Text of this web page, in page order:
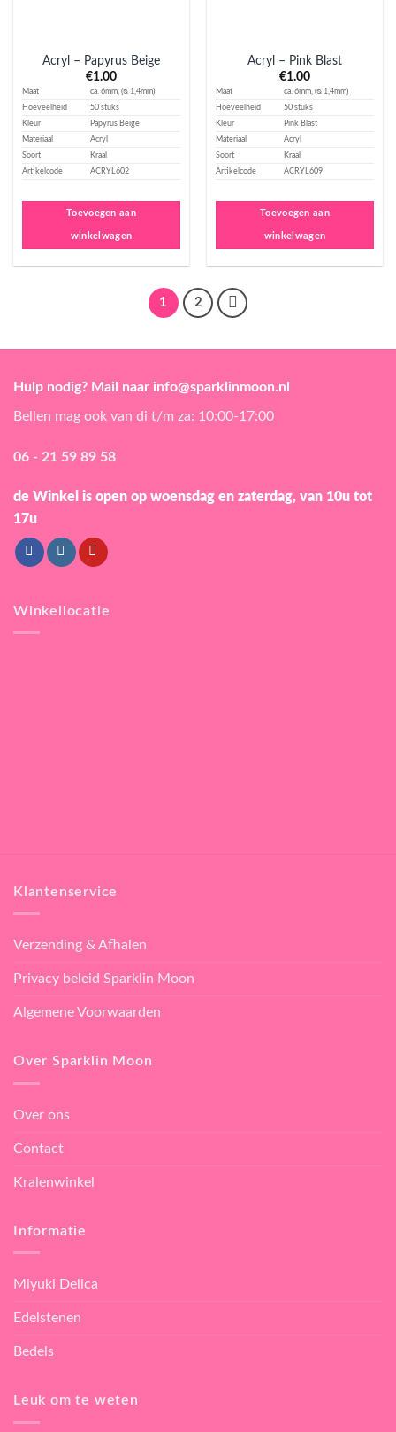
Acryl – Papyrus Beige
€1.00
Maat
ca. 6mm, (ᴓ 1,4mm)
Hoeveelheid
50 stuks
Kleur
Papyrus Beige
Materiaal
Acryl
Soort
Kraal
Artikelcode
ACRYL602
Toevoegen aan
winkelwagen
Acryl – Pink Blast
€1.00
Maat
ca. 6mm, (ᴓ 1,4mm)
Hoeveelheid
50 stuks
Kleur
Pink Blast
Materiaal
Acryl
Soort
Kraal
Artikelcode
ACRYL609
Toevoegen aan
winkelwagen
1 2
Hulp nodig? Mail naar info@sparklinmoon.nl
Bellen mag ook van di t/m za: 10:00-17:00
06 - 21 59 89 58
de Winkel is open op woensdag en zaterdag, van 10u tot
17u
Winkellocatie
Klantenservice
Verzending & Afhalen
Privacy beleid Sparklin Moon
Algemene Voorwaarden
Over Sparklin Moon
Over ons
Contact
Kralenwinkel
Informatie
Miyuki Delica
Edelstenen
Bedels
Leuk om te weten